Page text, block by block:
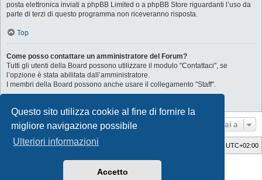
Questo sito utilizza cookie al fine di fornire la
migliore navigazione possibile
Ulteriori informazioni
Accetto
posta elettronica inviati a phpBB Limited o a phpBB Store riguardanti l’uso da
parte di terzi di questo programma non riceveranno risposta.
Top
Come posso contattare un amministratore del Forum?
Tutti gli utenti della Board possono utilizzare il modulo "Contattaci", se
l’opzione è stata abilitata dall’amministratore.
I membri della Board possono anche usare il collegamento "Staff".
Vai a
Indice UTC+02:00
GTA game
phpBB® Forum Software © phpBB Limited